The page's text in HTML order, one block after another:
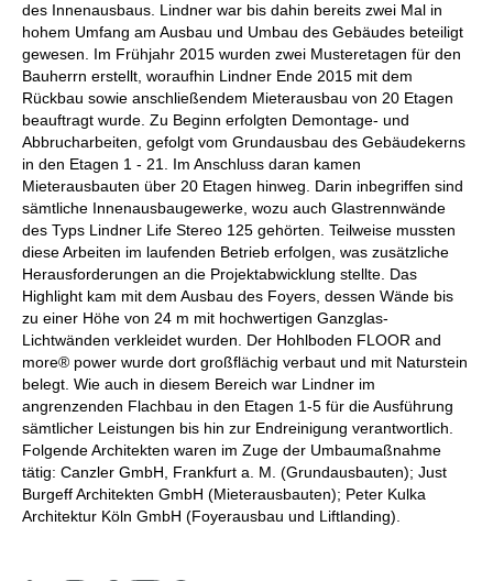
des Innenausbaus. Lindner war bis dahin bereits zwei Mal in
hohem Umfang am Ausbau und Umbau des Gebäudes beteiligt
gewesen. Im Frühjahr 2015 wurden zwei Musteretagen für den
Bauherrn erstellt, woraufhin Lindner Ende 2015 mit dem
Rückbau sowie anschließendem Mieterausbau von 20 Etagen
beauftragt wurde. Zu Beginn erfolgten Demontage- und
Abbrucharbeiten, gefolgt vom Grundausbau des Gebäudekerns
in den Etagen 1 - 21. Im Anschluss daran kamen
Mieterausbauten über 20 Etagen hinweg. Darin inbegriffen sind
sämtliche Innenausbaugewerke, wozu auch Glastrennwände
des Typs Lindner Life Stereo 125 gehörten. Teilweise mussten
diese Arbeiten im laufenden Betrieb erfolgen, was zusätzliche
Herausforderungen an die Projektabwicklung stellte. Das
Highlight kam mit dem Ausbau des Foyers, dessen Wände bis
zu einer Höhe von 24 m mit hochwertigen Ganzglas-
Lichtwänden verkleidet wurden. Der Hohlboden FLOOR and
more® power wurde dort großflächig verbaut und mit Naturstein
belegt. Wie auch in diesem Bereich war Lindner im
angrenzenden Flachbau in den Etagen 1-5 für die Ausführung
sämtlicher Leistungen bis hin zur Endreinigung verantwortlich.
Folgende Architekten waren im Zuge der Umbaumaßnahme
tätig: Canzler GmbH, Frankfurt a. M. (Grundausbauten); Just
Burgeff Architekten GmbH (Mieterausbauten); Peter Kulka
Architektur Köln GmbH (Foyerausbau und Liftlanding).